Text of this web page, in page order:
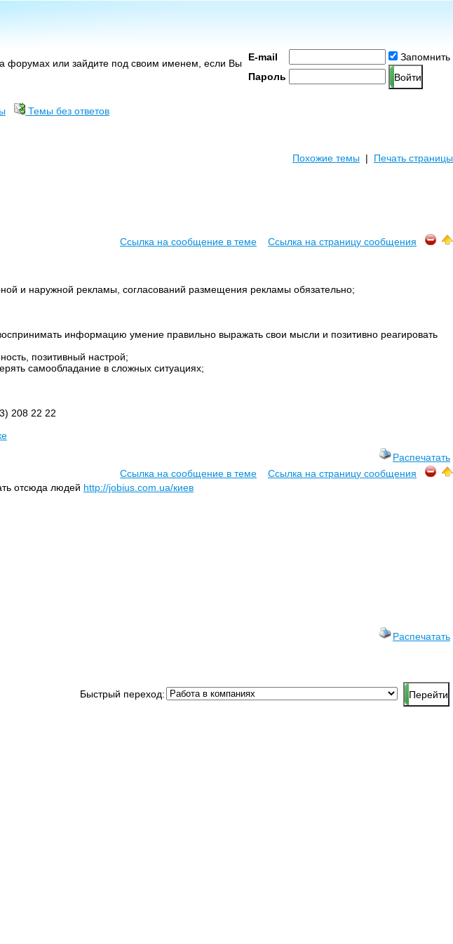
форумах или зайдите под своим именем, если Вы
E-mail
Запомнить
Пароль
Темы без ответов
Похожие темы | Печать страницы
Ссылка на сообщение в теме Ссылка на страницу сообщения
и наружной рекламы, согласований размещения рекламы обязательно;
информацию умение правильно выражать свои мысли и позитивно реагировать
позитивный настрой;
самообладание в сложных ситуациях;
208 22 22
Распечатать
Ссылка на сообщение в теме
Ссылка на страницу сообщения
отсюда людей http://jobius.com.ua/киев
Распечатать
Быстрый переход: